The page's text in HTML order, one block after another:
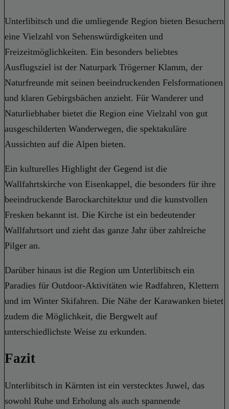
Unterlibitsch und die umliegende Region bieten Besuchern
eine Vielzahl von Sehenswürdigkeiten und
Freizeitmöglichkeiten. Ein besonders beliebtes
Ausflugsziel ist der Naturpark Trögerner Klamm, der
Naturfreunde mit seinen beeindruckenden Felsformationen
und klaren Gebirgsbächen anzieht. Für Wanderer und
Naturliebhaber bietet die Region eine Vielzahl von gut
ausgeschilderten Wanderwegen, die spektakuläre
Aussichten auf die Alpen bieten.
Ein kulturelles Highlight der Gegend ist die
Wallfahrtskirche von Eisenkappel, die besonders für ihre
beeindruckende Barockarchitektur und die kunstvollen
Fresken bekannt ist. Die Kirche ist ein bedeutender
Wallfahrtsort und zieht das ganze Jahr über zahlreiche
Pilger an.
Darüber hinaus ist die Region um Unterlibitsch ein
Paradies für Outdoor-Aktivitäten wie Radfahren, Klettern
und im Winter Skifahren. Die Nähe der Karawanken bietet
zudem die Möglichkeit, die Bergwelt auf
unterschiedlichste Weise zu erkunden.
Fazit
Unterlibitsch in Kärnten ist ein verstecktes Juwel, das
sowohl Ruhe und Erholung als auch spannende